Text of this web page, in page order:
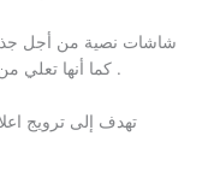
شاشات نصية من أجل جذب
كما أنها تعلي من شأن علامتك التجارية لأقصى درجات النجاح .
تهدف إلى ترويج